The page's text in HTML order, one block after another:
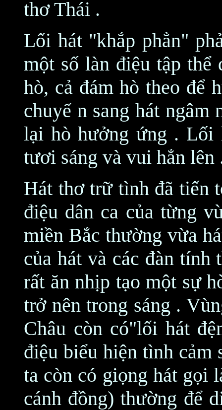
thơ Thái .
Lối hát "khắp phẳn"
một số làn điệu tập
hò, cả đám hò theo để
chuyể n sang hát ngâm
lại hò hưởng ứng . Lối
tươi sáng và vui hẳn lên
Hát thơ trữ tình đã tiến
điệu dân ca của từng
miền Bắc thường vừa
của hát và các đàn tính
rất ăn nhịp tạo một sự
trở nên trong sáng .
Châu còn có"lối hát
điệu biểu hiện tình
ta còn có giọng hát gọi
cánh đồng) thường để